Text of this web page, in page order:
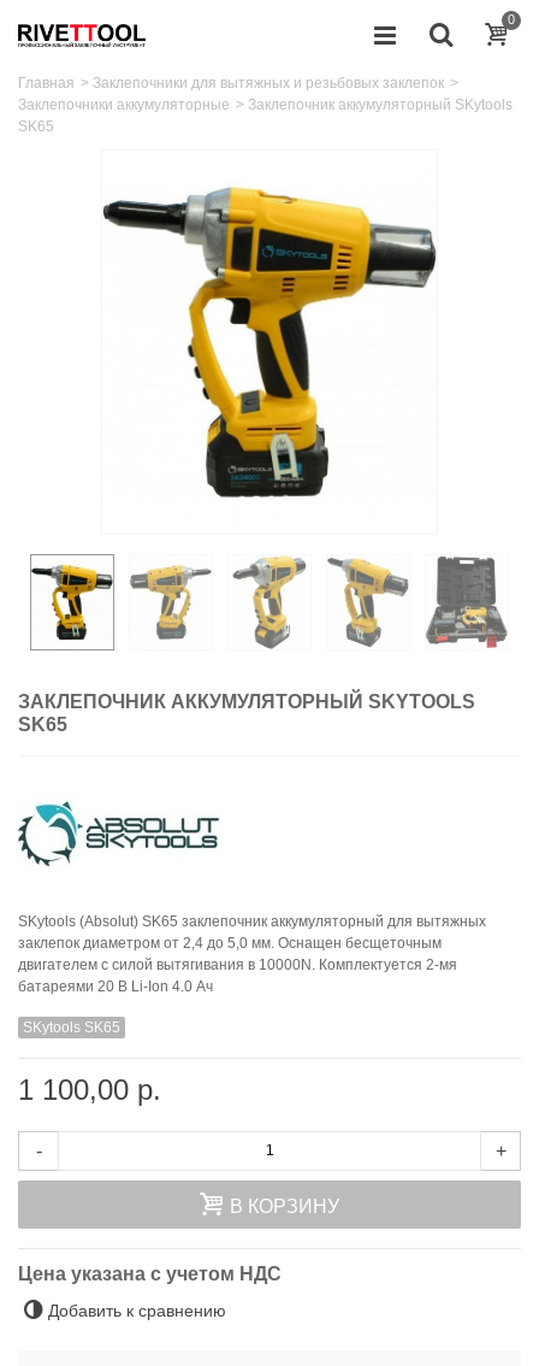
0
Главная > Заклепочники для вытяжных и резьбовых заклепок >
Заклепочники аккумуляторные > Заклепочник аккумуляторный SKytools
SK65
ЗАКЛЕПОЧНИК АККУМУЛЯТОРНЫЙ SKYTOOLS
SK65
SKytools (Absolut) SK65 заклепочник аккумуляторный для вытяжных
заклепок диаметром от 2,4 до 5,0 мм. Оснащен бесщеточным
двигателем с силой вытягивания в 10000N. Комплектуется 2-мя
батареями 20 В Li-Ion 4.0 Ач
SKytools SK65
1 100,00 р.
- +
В КОРЗИНУ
Цена указана с учетом НДС
Добавить к сравнению